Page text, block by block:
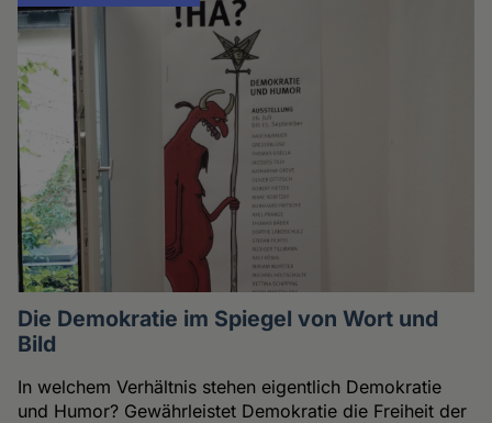
Die Demokratie im Spiegel von Wort und
Bild
In welchem Verhältnis stehen eigentlich Demokratie
und Humor? Gewährleistet Demokratie die Freiheit der